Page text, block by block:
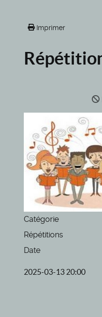
Imprimer
Catégorie
Répétitions
Date
2025-03-13 20:00